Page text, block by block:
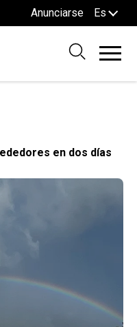
Anunciarse Es
en dos días